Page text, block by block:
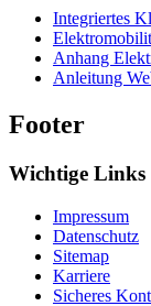
Integriertes
Anhang
Anleitung
Footer
Wichtige Links
Impressum
Datenschutz
Sitemap
Karriere
Sicheres